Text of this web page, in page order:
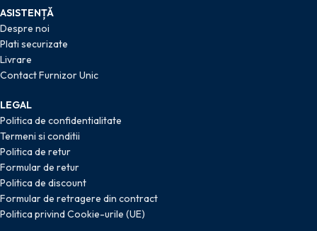
ASISTENȚĂ
Despre noi
Plati securizate
Livrare
Contact Furnizor Unic
LEGAL
Politica de confidentialitate
Termeni si conditii
Politica de retur
Formular de retur
Politica de discount
Formular de retragere din contract
Politica privind Cookie-urile (UE)